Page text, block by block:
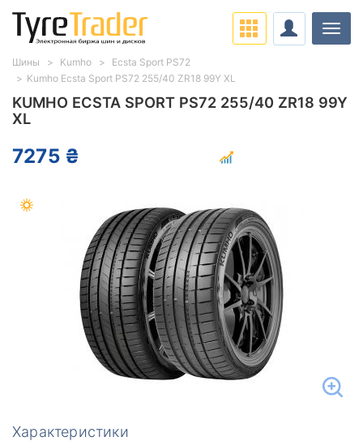
KUMHO ECSTA SPORT PS72 255/40 ZR18 99Y
XL
7275 ₴
Характеристики
Шины Kumho
Ecsta Sport PS72
Kumho Ecsta Sport PS72 255/40 ZR18 99Y XL